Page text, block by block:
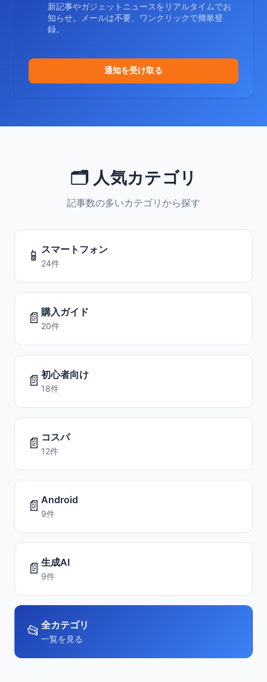
新記事やガジェットニュースをリアルタイムでお
知らせ。メールは不要、ワンクリックで簡単登
録。
通知を受け取る
🗂️ 人気カテゴリ
記事数の多いカテゴリから探す
📱 スマートフォン
24件
📄 購入ガイド
20件
📄 初心者向け
18件
📄 コスパ
12件
📄 Android
9件
📄 生成AI
9件
📂 全カテゴリ
一覧を見る